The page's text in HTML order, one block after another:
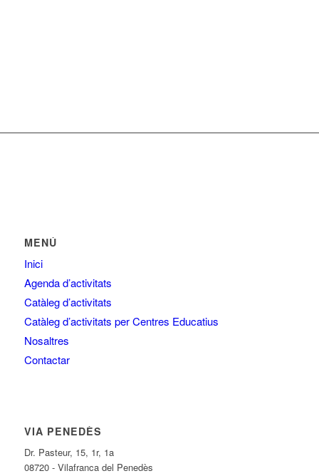
MENÚ
Inici
Agenda d’activitats
Catàleg d’activitats
Catàleg d’activitats per Centres Educatius
Nosaltres
Contactar
VIA PENEDÈS
Dr. Pasteur, 15, 1r, 1a
08720 - Vilafranca del Penedès